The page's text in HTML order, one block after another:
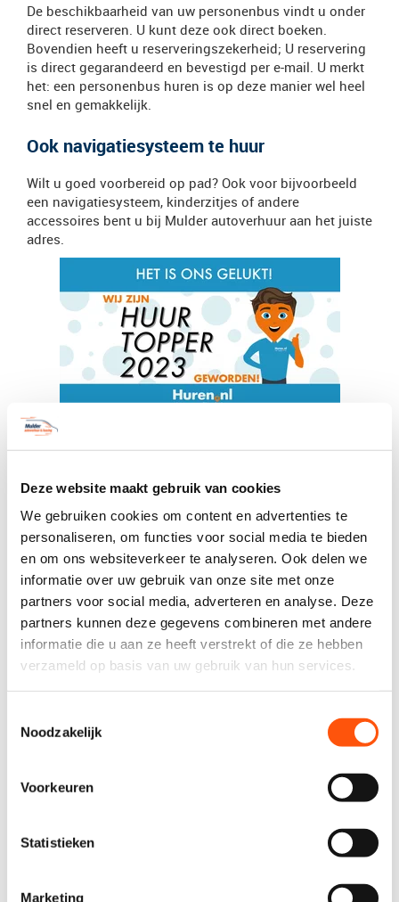
Deze website maakt gebruik van cookies
We gebruiken cookies om content en advertenties te
personaliseren, om functies voor social media te bieden
en om ons websiteverkeer te analyseren. Ook delen we
informatie over uw gebruik van onze site met onze
partners voor social media, adverteren en analyse. Deze
partners kunnen deze gegevens combineren met andere
informatie die u aan ze heeft verstrekt of die ze hebben
verzameld op basis van uw gebruik van hun services.
Noodzakelijk
Voorkeuren
Statistieken
Marketing
De beschikbaarheid van uw personenbus vindt u onder
direct reserveren. U kunt deze ook direct boeken.
Bovendien heeft u reserveringszekerheid; U reservering
is direct gegarandeerd en bevestigd per e-mail. U merkt
het: een personenbus huren is op deze manier wel heel
snel en gemakkelijk.
Ook navigatiesysteem te huur
Wilt u goed voorbereid op pad? Ook voor bijvoorbeeld
een navigatiesysteem, kinderzitjes of andere
accessoires bent u bij Mulder autoverhuur aan het juiste
adres.
vanaf
€ 77,98
incl. BTW
verder
vanaf
€ 99,99
incl. BTW
verder
vanaf
€ 48,99
verder
vanaf
€ 39,87
vanaf
€ 93,98
vanaf
incl. BTW